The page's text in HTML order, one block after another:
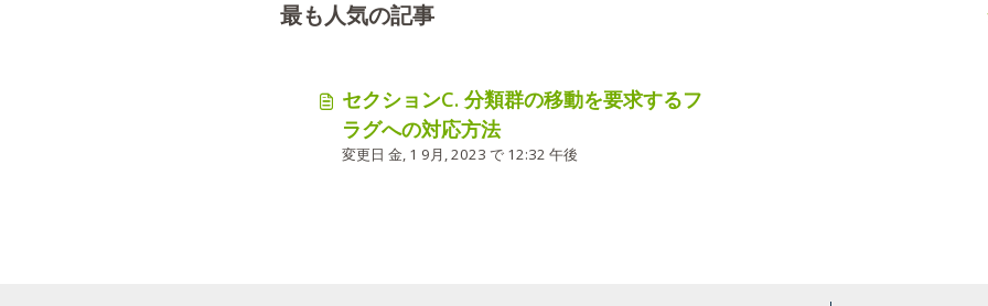
最も人気の記事
セクションC. 分類群の移動を要求するフ
ラグへの対応方法
変更日 金, 1 9月, 2023 で 12:32 午後